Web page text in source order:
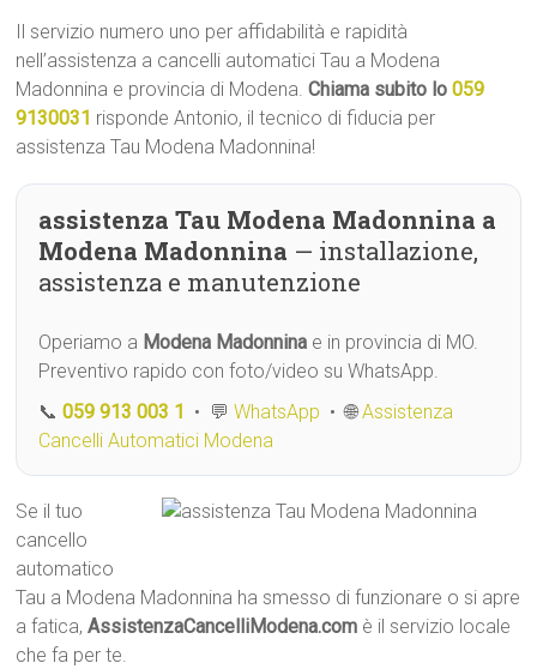
Il servizio numero uno per affidabilità e rapidità
nell’assistenza a cancelli automatici Tau a Modena
Madonnina e provincia di Modena.Chiama subito lo059
9130031 risponde Antonio, il tecnico di fiducia per
assistenza Tau Modena Madonnina!
assistenza Tau Modena Madonnina a
Modena Madonnina — installazione,
assistenza e manutenzione
Operiamo a Modena Madonnina e in provincia di MO.
Preventivo rapido con foto/video su WhatsApp.
📞059 913 003 1 • 💬WhatsApp • 🌐Assistenza
Cancelli Automatici Modena
Se il tuo
cancello
automatico
Tau a Modena Madonnina ha smesso di funzionare o si apre
a fatica,AssistenzaCancelliModena.com è il servizio locale
che fa per te.